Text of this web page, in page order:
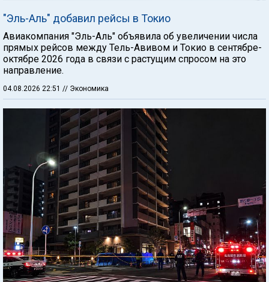
"Эль-Аль" добавил рейсы в Токио
Авиакомпания "Эль-Аль" объявила об увеличении числа
прямых рейсов между Тель-Авивом и Токио в сентябре-
октябре 2026 года в связи с растущим спросом на это
направление.
04.08.2026 22:51 // Экономика